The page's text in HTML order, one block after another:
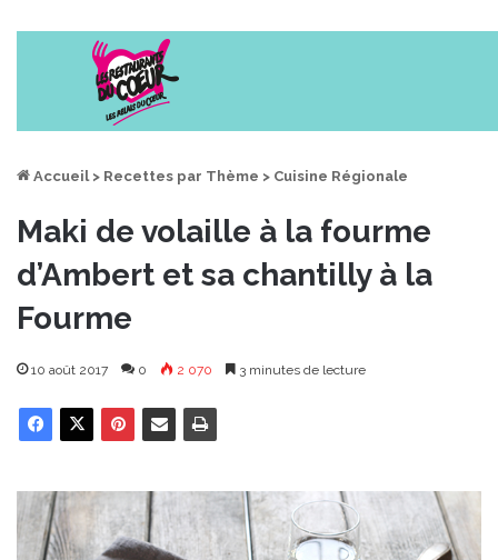
Accueil > Recettes par Thème > Cuisine Régionale
Maki de volaille à la fourme
d’Ambert et sa chantilly à la
Fourme
10 août 2017 0 2 070 3 minutes de lecture